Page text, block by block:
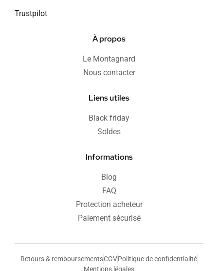
Trustpilot
À propos
Le Montagnard
Nous contacter
Liens utiles
Black friday
Soldes
Informations
Blog
FAQ
Protection acheteur
Paiement sécurisé
Retours & remboursementsCGVPolitique de confidentialité
Mentions légales